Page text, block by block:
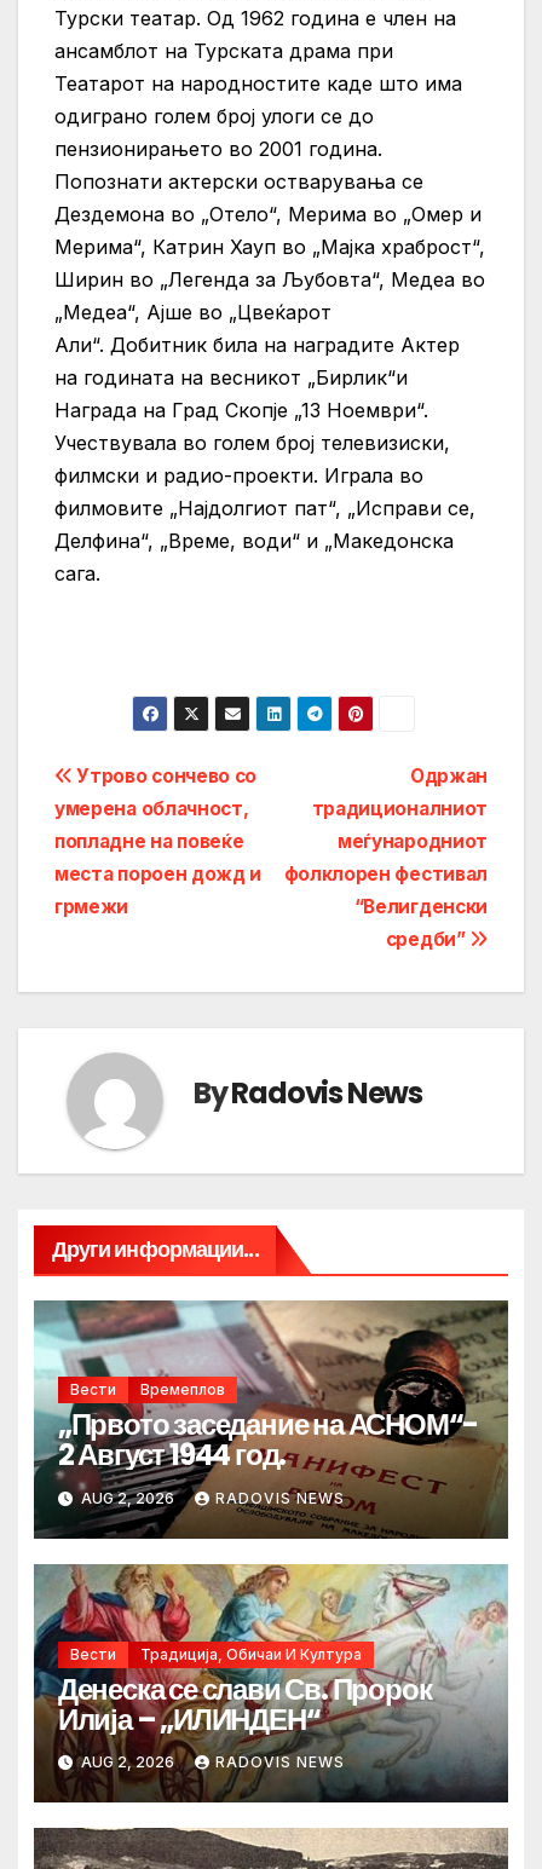
Турски театар. Од 1962 година е член на
ансамблот на Турската драма при
Театарот на народностите каде што има
одиграно голем број улоги се до
пензионирањето во 2001 година.
Попознати актерски остварувања се
Дездемона во „Отело“, Мерима во „Омер и
Мерима“, Катрин Хауп во „Мајка храброст“,
Ширин во „Легенда за Љубовта“, Медеа во
„Медеа“, Ајше во „Цвеќарот
Али“. Добитник била на наградите Актер
на годината на весникот „Бирлик“и
Награда на Град Скопје „13 Ноември“.
Учествувала во голем број телевизиски,
филмски и радио-проекти. Играла во
филмовите „Најдолгиот пат“, „Исправи се,
Делфина“, „Време, води“ и „Македонска
сага.
Post
navigation
Одржан
традиционалниот
меѓународниот
фолклорен фестивал
“Велигденски
средби”
Утрово сончево со
умерена облачност,
попладне на повеќе
места пороен дожд и
грмежи
ByRadovis News
Други информации...
Вести Времеплов
„Првото заседание на АСНОМ“-
2 Август 1944 год.
AUG 2, 2026 RADOVIS NEWS
Вести Традиција, Обичаи И Култура
Денеска се слави Св. Пророк
Илија – „ИЛИНДЕН“
AUG 2, 2026 RADOVIS NEWS